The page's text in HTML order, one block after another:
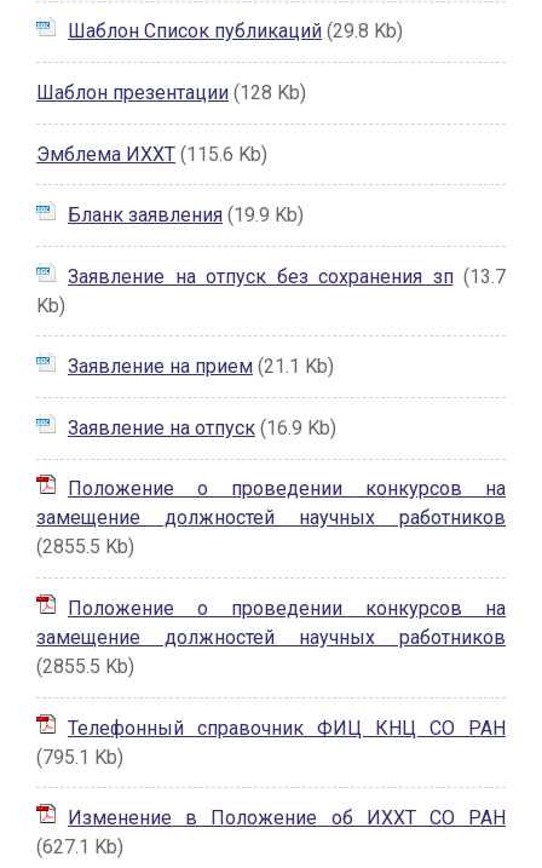
Шаблон Список публикаций (29.8 Kb)
Шаблон презентации (128 Kb)
Эмблема ИХХТ (115.6 Kb)
Бланк заявления (19.9 Kb)
Заявление на отпуск без сохранения зп (13.7
Kb)
Заявление на прием (21.1 Kb)
Заявление на отпуск (16.9 Kb)
Положение о проведении конкурсов на
замещение должностей научных работников
(2855.5 Kb)
Положение о проведении конкурсов на
замещение должностей научных работников
(2855.5 Kb)
Телефонный справочник ФИЦ КНЦ СО РАН
(795.1 Kb)
Изменение в Положение об ИХХТ СО РАН
(627.1 Kb)